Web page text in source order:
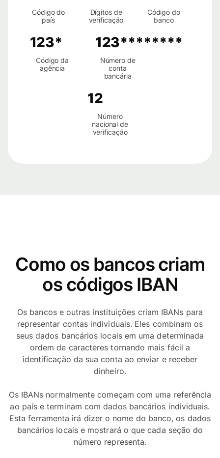
Código do
país
Dígitos de
verificação
Código do
banco
123*
Código da
agência
123********
Número de
conta
bancária
12
Número
nacional de
verificação
Como os bancos criam
os códigos IBAN
Os bancos e outras instituições criam IBANs para
representar contas individuais. Eles combinam os
seus dados bancários locais em uma determinada
ordem de caracteres tornando mais fácil a
identificação da sua conta ao enviar e receber
dinheiro.
Os IBANs normalmente começam com uma referência
ao país e terminam com dados bancários individuais.
Esta ferramenta irá dizer o nome do banco, os dados
bancários locais e mostrará o que cada seção do
número representa.